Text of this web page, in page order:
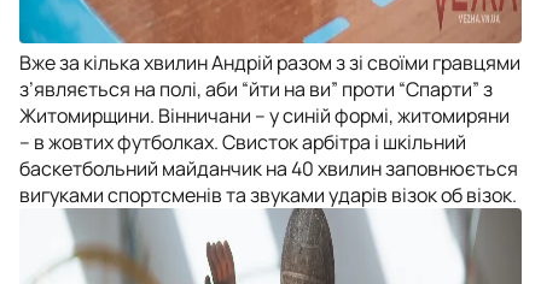
Вже за кілька хвилин Андрій разом з зі своїми гравцями
з’являється на полі, аби “йти на ви” проти “Спарти” з
Житомирщини. Вінничани – у синій формі, житомиряни
– в жовтих футболках. Свисток арбітра і шкільний
баскетбольний майданчик на 40 хвилин заповнюється
вигуками спортсменів та звуками ударів візок об візок.